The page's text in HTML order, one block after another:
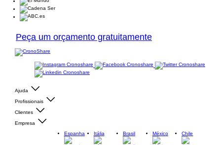
Peça um orçamento gratuitamente
Ajuda
Profissionais
Clientes
Empresa
Espanha
Itália Brasil México Chile